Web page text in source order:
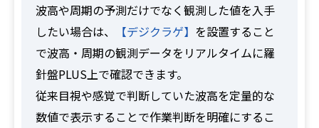
波高や周期の予測だけでなく観測した値を入手
したい場合は、
【デジクラゲ】 を設置すること
で波高・周期の観測データをリアルタイムに羅
針盤PLUS上で確認できます。
従来目視や感覚で判断していた波高を定量的な
数値で表示することで作業判断を明確にするこ